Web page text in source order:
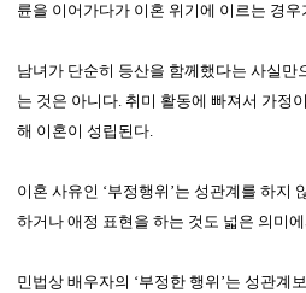
륜을 이어가다가 이혼 위기에 이르는 경우
남녀가 단순히 등산을 함께했다는 사실만
는 것은 아니다. 취미 활동에 빠져서 가정
해 이혼이 성립된다.
이혼 사유인 ‘부정행위’는 성관계를 하지
하거나 애정 표현을 하는 것도 넓은 의미
민법상 배우자의 ‘부정한 행위’는 성관계